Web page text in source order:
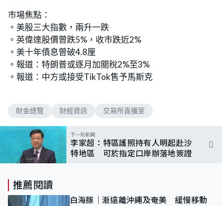
市場焦點：
。美股三大指數，兩升一跌
。英偉達股價曾跌5%，收市跌近2%
。美十年債息曾破4.8厘
。報道：特朗普或逐月加關稅2%至3%
。報道：中方或接受TikTok售予馬斯克
財金總覽 財經資訊 交易所直播室
下一則新聞
李家超：特區護照持有人明起赴沙
特地區 可於指定口岸辦落地簽證
推薦閱讀
白海豚｜漸遠離沖繩及奄美 緩慢移動